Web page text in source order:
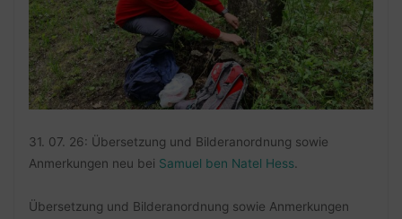
31. 07. 26: Übersetzung und Bilderanordnung sowie
Anmerkungen neu bei Samuel ben Natel Hess
Übersetzung und Bilderanordnung sowie Anmerkungen